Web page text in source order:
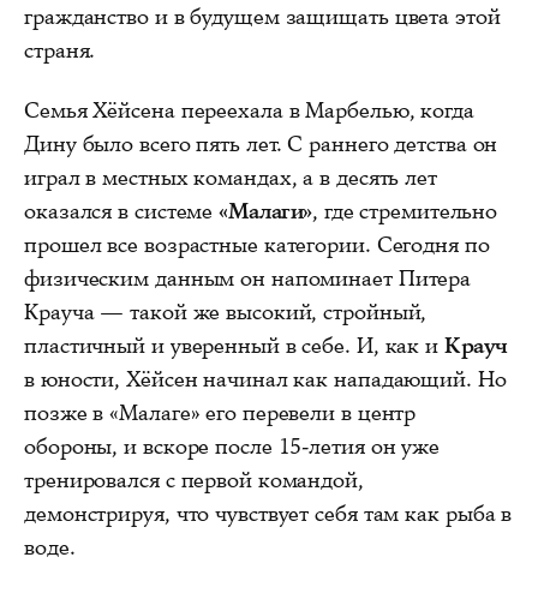
гражданство и в будущем защищать цвета этой
страня.
Семья Хёйсена переехала в Марбелью, когда
Дину было всего пять лет. С раннего детства он
играл в местных командах, а в десять лет
оказался в системе«Малаги», где стремительно
прошел все возрастные категории. Сегодня по
физическим данным он напоминает Питера
Крауча — такой же высокий, стройный,
пластичный и уверенный в себе. И, как и Крауч
в юности, Хёйсен начинал как нападающий. Но
позже в «Малаге» его перевели в центр
обороны, и вскоре после 15-летия он уже
тренировался с первой командой,
демонстрируя, что чувствует себя там как рыба в
воде.